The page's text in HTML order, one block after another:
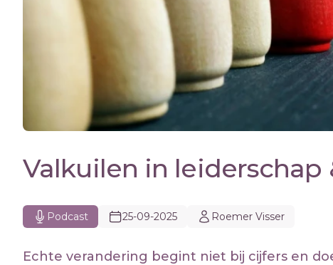
Valkuilen in leiderschap
Podcast 25-09-2025 Roemer Visser
Echte verandering begint niet bij cijfers en